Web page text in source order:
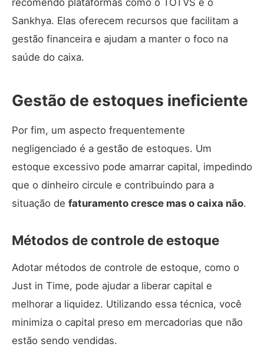
Sankhya. Elas oferecem recursos que facilitam a
gestão financeira e ajudam a manter o foco na
saúde do caixa.
Gestão de estoques ineficiente
Por fim, um aspecto frequentemente
negligenciado é a gestão de estoques. Um
estoque excessivo pode amarrar capital, impedindo
que o dinheiro circule e contribuindo para a
situação de faturamento cresce mas o caixa não.
Métodos de controle de estoque
Adotar métodos de controle de estoque, como o
Just in Time, pode ajudar a liberar capital e
melhorar a liquidez. Utilizando essa técnica, você
minimiza o capital preso em mercadorias que não
estão sendo vendidas.